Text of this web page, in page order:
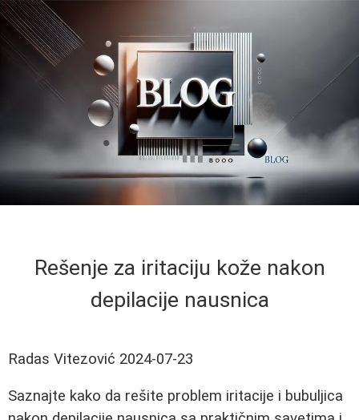
Rešenje za iritaciju kože nakon
depilacije nausnica
Radas Vitezović 2024-07-23
Saznajte kako da rešite problem iritacije i bubuljica